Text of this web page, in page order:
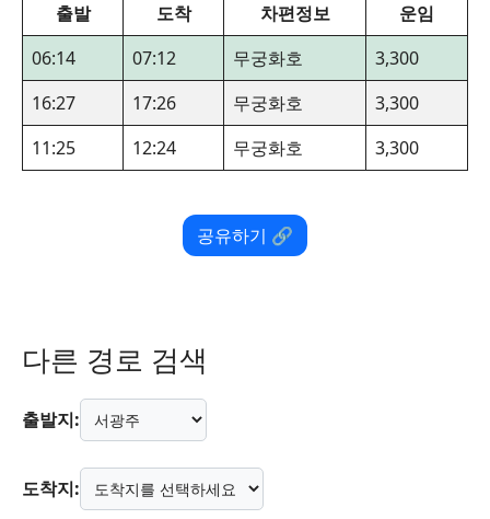
출발 도착 차편정보
운임
06:14
07:12 무궁화호
3,300
16:27
17:26 무궁화호
3,300
11:25
12:24 무궁화호 3,300
공유하기 🔗
다른 경로 검색
출발지:
도착지: